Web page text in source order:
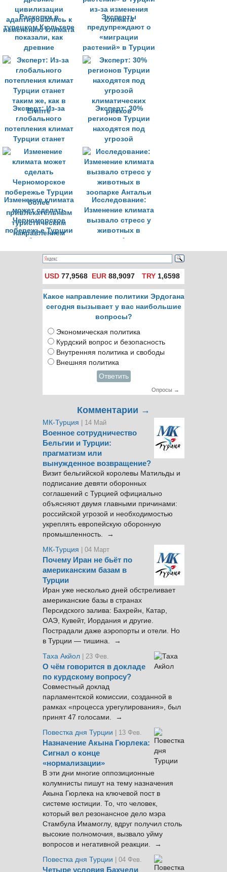
Раскопки в
турецком Кюльтепе
показали, как
древние
цивилизации
адаптировались к
изменению климата
Эксперты
предупреждают о
«миграции
растений» в Турции
из-за изменения
климата
Эксперт: Из-за
глобального
потепления климат
Турции станет
таким же, как в
Египте
Эксперт: 30%
регионов Турции
находятся под
угрозой
климатических
рисков
Изменение климата
может сделать
Черноморское
побережье Турции
более
привлекательным
туристическим
направлением
Исследование:
Изменение климата
вызвало стресс у
животных в
зоопарке Антальи
USD 77,9568 EUR 88,9097 TRY1,6598
Какое направление политики Эрдогана
сегодня вызывает у вас наибольшие
вопросы?
Экономическая политика
Курдский вопрос и безопасность
Внутренняя политика и свободы
Внешняя политика
Ответить
Опросы →
Комментарии →
МК-Турция | 14 Май
Военное сотрудничество
Бельгии и Турции:
прагматизм или
вынужденное возвращение?
Визит бельгийской королевы Матильды и
подписание девяти оборонных
соглашений с Турцией официально
объясняют двумя главными причинами:
российской угрозой и необходимостью
укреплять европейскую оборонную
промышленность. →
МК-Турция
| 04 Март
Почему Иран не бьёт по
американским базам в
Турции
Иран уже несколько дней обстреливает
американские базы в странах
Персидского залива: Бахрейн, Катар,
ОАЭ, Кувейт, Иордания и другие.
Пострадали даже аэропорты и отели. Но
в Турции — тишина. →
Таха Акйол | 23 Фев.
О чём говорится в докладе
по курдскому вопросу?
Совместный доклад
парламентской комиссии, созданной в
рамках «процесса урегулирования», был
принят 47 голосами. →
Повестка дня Турции
| 13 Фев.
Назначение Акына Гюрлека:
Сигнал о конце
«нормализации»
В эти дни многие оппозиционные
колумнисты пишут на тему назначения
Акына Гюрлека на ключевой пост в
системе юстиции. То, что человек,
который вел резонансное дело мэра
Стамбула Имамоглу, вдруг получил столь
высокие полномочия, вызвало уйму
вопросов и негативной реакции. →
Повестка дня Турции
| 04 Фев.
Четыре условия Бахчели